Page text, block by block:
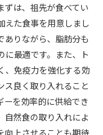
ずは、祖先が食べてい
えた食事を用意しまし
ありながら、脂肪分も
に最適です。また、ト
、免疫力を強化する効
ス良く取り入れること
ーを効率的に供給でき
自然食の取り入れによ